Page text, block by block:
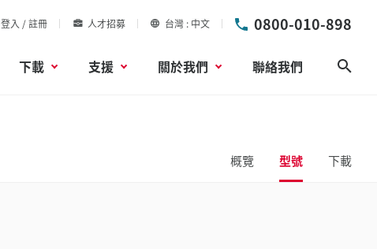
登入 / 註冊 人才招募 台灣 中文 0800-010-898
下載 支援 關於我們 聯絡我們
概覽 型號 下載